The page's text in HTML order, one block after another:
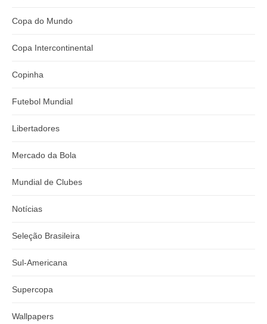
Copa do Mundo
Copa Intercontinental
Copinha
Futebol Mundial
Libertadores
Mercado da Bola
Mundial de Clubes
Notícias
Seleção Brasileira
Sul-Americana
Supercopa
Wallpapers